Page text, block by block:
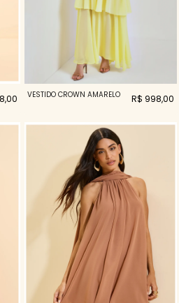
VESTIDO CROWN AMARELO R$ 998,00